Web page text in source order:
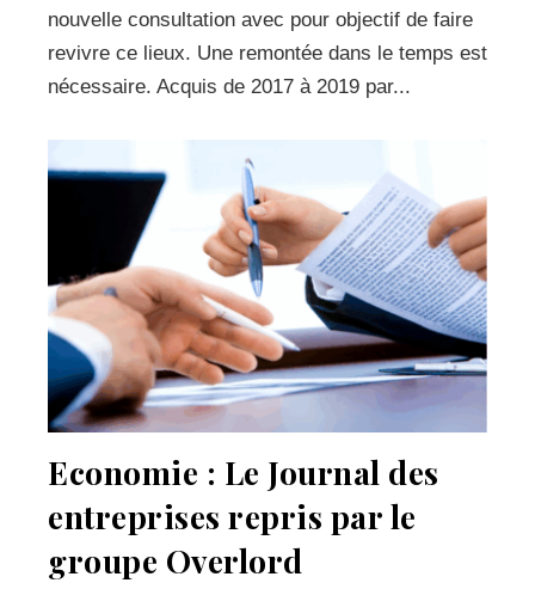
nouvelle consultation avec pour objectif de faire
revivre ce lieux. Une remontée dans le temps est
nécessaire. Acquis de 2017 à 2019 par...
Economie : Le Journal des
entreprises repris par le
groupe Overlord